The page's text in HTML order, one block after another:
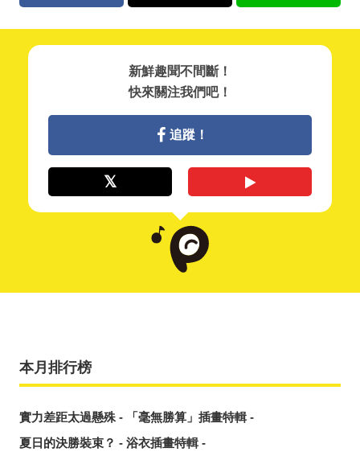
新鮮趣聞不間斷！
快來關注我們吧！
追蹤！
本月排行榜
實力差距太過懸殊 - 「毫無勝算」插畫特輯 -
夏日的決勝裝束？ - 浴衣插畫特輯 -